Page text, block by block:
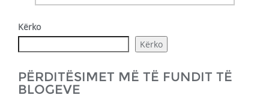
Kërko
Kërko
PËRDITËSIMET MË TË FUNDIT TË
BLOGEVE